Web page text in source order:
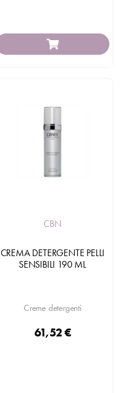
CBN
CREMA DETERGENTE PELLI
SENSIBILI 190 ML
Creme detergenti
61,52 €